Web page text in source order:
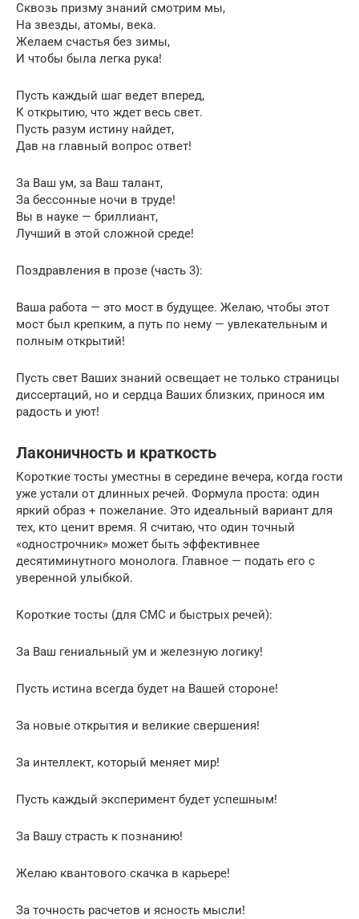
Сквозь призму знаний смотрим мы,
На звезды, атомы, века.
Желаем счастья без зимы,
И чтобы была легка рука!
Пусть каждый шаг ведет вперед,
К открытию, что ждет весь свет.
Пусть разум истину найдет,
Дав на главный вопрос ответ!
За Ваш ум, за Ваш талант,
За бессонные ночи в труде!
Вы в науке — бриллиант,
Лучший в этой сложной среде!
Поздравления в прозе (часть 3):
Ваша работа — это мост в будущее. Желаю, чтобы этот
мост был крепким, а путь по нему — увлекательным и
полным открытий!
Пусть свет Ваших знаний освещает не только страницы
диссертаций, но и сердца Ваших близких, принося им
радость и уют!
Лаконичность и краткость
Короткие тосты уместны в середине вечера, когда гости
уже устали от длинных речей. Формула проста: один
яркий образ + пожелание. Это идеальный вариант для
тех, кто ценит время. Я считаю, что один точный
«однострочник» может быть эффективнее
десятиминутного монолога. Главное — подать его с
уверенной улыбкой.
Короткие тосты (для СМС и быстрых речей):
За Ваш гениальный ум и железную логику!
Пусть истина всегда будет на Вашей стороне!
За новые открытия и великие свершения!
За интеллект, который меняет мир!
Пусть каждый эксперимент будет успешным!
За Вашу страсть к познанию!
Желаю квантового скачка в карьере!
За точность расчетов и ясность мысли!